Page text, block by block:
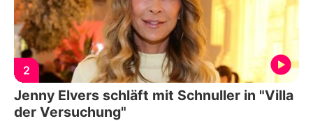
2
Jenny Elvers schläft mit Schnuller in "Villa
der Versuchung"